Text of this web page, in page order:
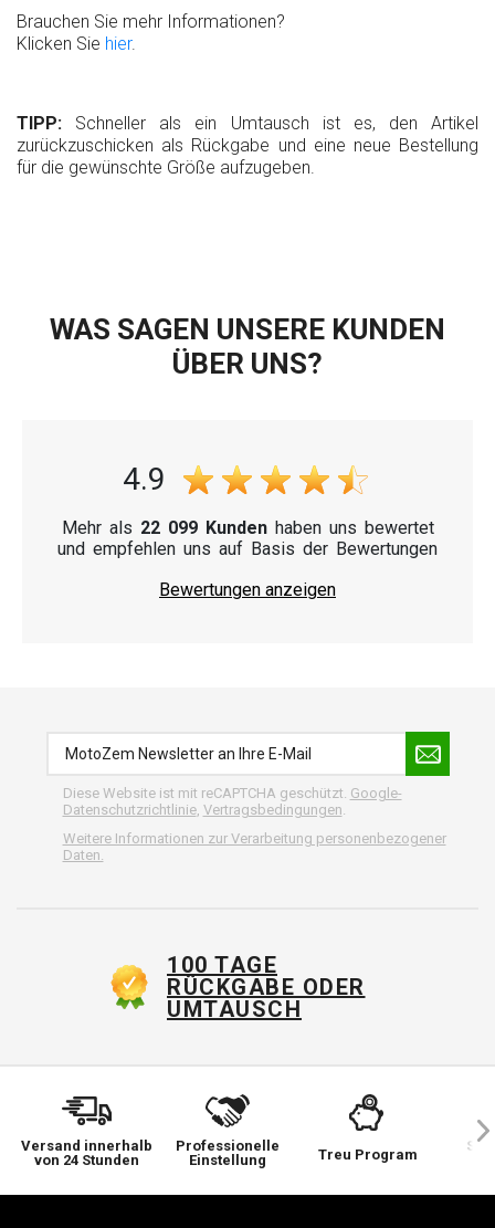
Brauchen Sie mehr Informationen?
Klicken Sie hier.
TIPP: Schneller als ein Umtausch ist es, den Artikel
zurückzuschicken als Rückgabe und eine neue Bestellung
für die gewünschte Größe aufzugeben.
WAS SAGEN UNSERE KUNDEN
ÜBER UNS?
4.9
Mehr als 22 099 Kundenhaben uns bewertet
und empfehlen uns auf Basis der Bewertungen
Bewertungen anzeigen
Diese Website ist mit reCAPTCHA geschützt. Google-
Datenschutzrichtlinie, Vertragsbedingungen.
Weitere Informationen zur Verarbeitung personenbezogener
Daten.
100 TAGE
RÜCKGABE ODER
UMTAUSCH
Versand innerhalb
von 24 Stunden
Professionelle
Einstellung
Treu Program
Sie